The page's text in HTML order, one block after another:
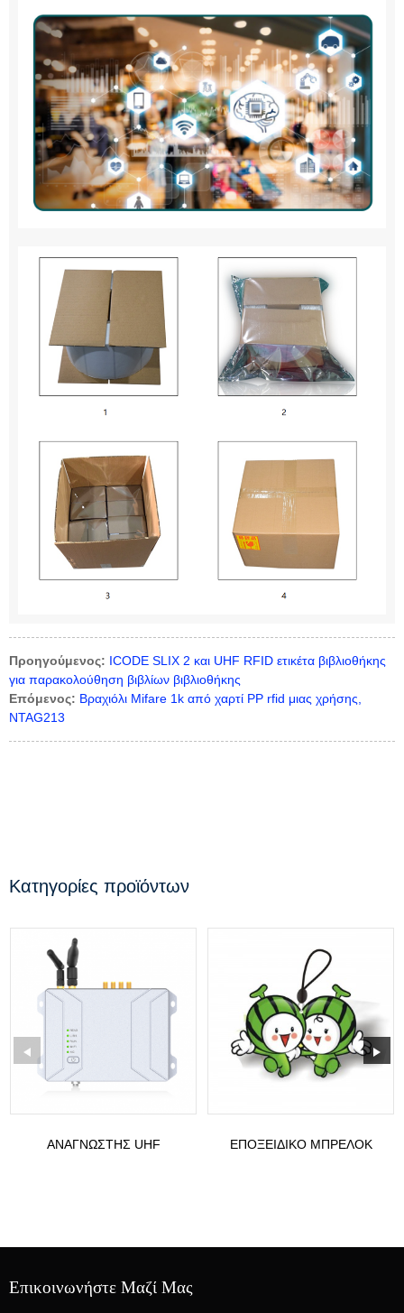
Προηγούμενος: ICODE SLIX 2 και UHF RFID ετικέτα βιβλιοθήκης
για παρακολούθηση βιβλίων βιβλιοθήκης
Επόμενος: Βραχιόλι Mifare 1k από χαρτί PP rfid μιας χρήσης,
NTAG213
Κατηγορίες προϊόντων
ΑΝΑΓΝΏΣΤΗΣ UHF
ΕΠΟΞΕΙΔΙΚΌ ΜΠΡΕΛΌΚ
Επικοινωνήστε Μαζί Μας